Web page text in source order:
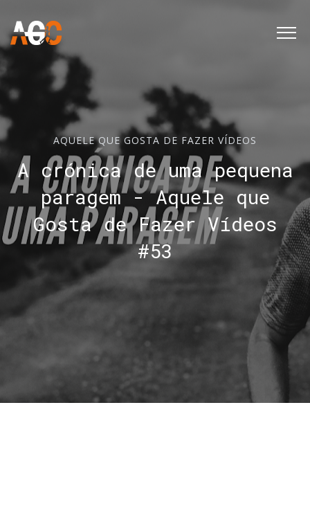
AQUELE QUE GOSTA DE FAZER VÍDEOS
A crónica de uma pequena
paragem - Aquele que
Gosta de Fazer Vídeos
#53